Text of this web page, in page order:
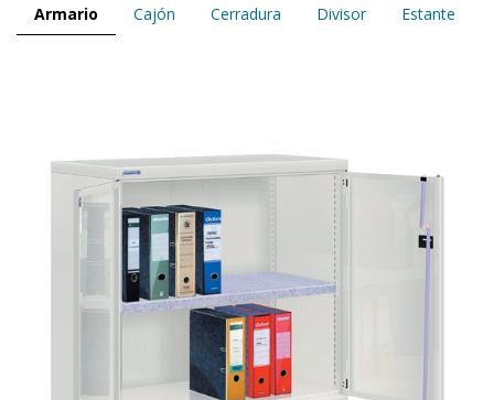
Armario Cajón Cerradura Divisor Estante